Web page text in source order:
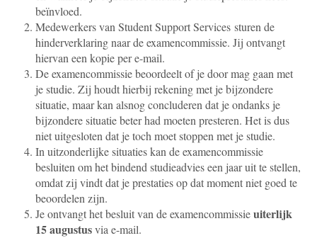
beïnvloed.
Medewerkers van Student Support Services sturen de
hinderverklaring naar de examencommissie. Jij ontvangt
hiervan een kopie per e-mail.
De examencommissie beoordeelt of je door mag gaan met
je studie. Zij houdt hierbij rekening met je bijzondere
situatie, maar kan alsnog concluderen dat je ondanks je
bijzondere situatie beter had moeten presteren. Het is dus
niet uitgesloten dat je toch moet stoppen met je studie.
In uitzonderlijke situaties kan de examencommissie
besluiten om het bindend studieadvies een jaar uit te stellen,
omdat zij vindt dat je prestaties op dat moment niet goed te
beoordelen zijn.
Je ontvangt het besluit van de examencommissieuiterlijk
15 augustusvia e-mail.